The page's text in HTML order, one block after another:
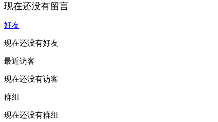
现在还没有留言
好友
现在还没有好友
最近访客
现在还没有访客
群组
现在还没有群组